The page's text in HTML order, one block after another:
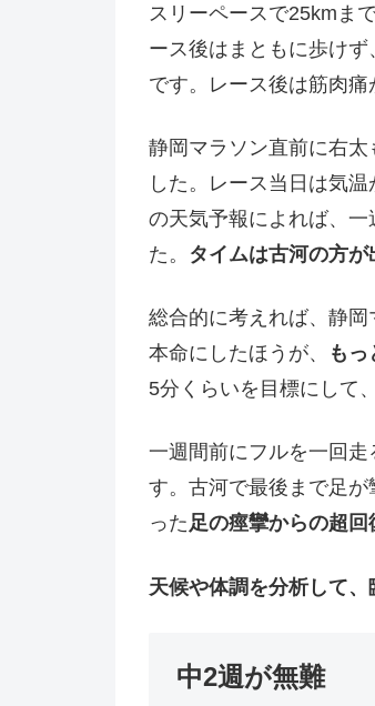
スリーペースで25kmま
ース後はまともに歩け
です。レース後は筋肉痛
静岡マラソン直前に右
した。レース当日は気
の天気予報によれば、
た。 タイムは古河の方
総合的に考えれば、静
本命にしたほうが、
も
5分くらいを目標にして
一週間前にフルを一回
す。古河で最後まで足
った足の痙攣からの超回
天候や体調を分析して
中2週が無難